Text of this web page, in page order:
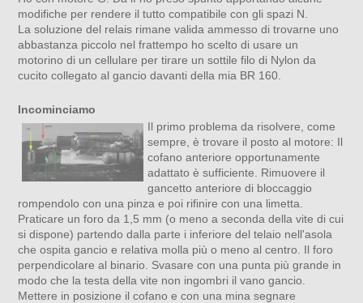
modifiche per rendere il tutto compatibile con gli spazi N.
La soluzione del relais rimane valida ammesso di trovarne uno
abbastanza piccolo nel frattempo ho scelto di usare un
motorino di un cellulare per tirare un sottile filo di Nylon da
cucito collegato al gancio davanti della mia BR 160.
Incominciamo
Il primo problema da risolvere, come
sempre, è trovare il posto al motore: Il
cofano anteriore opportunamente
adattato è sufficiente. Rimuovere il
gancetto anteriore di bloccaggio
rompendolo con una pinza e poi rifinire con una limetta.
Praticare un foro da 1,5 mm (o meno a seconda della vite di cui
si dispone) partendo dalla parte i inferiore del telaio nell'asola
che ospita gancio e relativa molla più o meno al centro. Il foro
perpendicolare al binario. Svasare con una punta più grande in
modo che la testa della vite non ingombri il vano gancio.
Mettere in posizione il cofano e con una mina segnare